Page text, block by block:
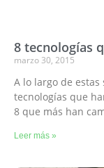
8 tecnologías
marzo 30, 2015
A lo largo de
tecnologías que
8 que más han
Leer más »